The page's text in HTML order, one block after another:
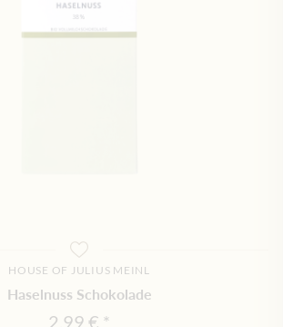
HOUSE OF JULIUS MEINL
Haselnuss Schokolade
2,99 €